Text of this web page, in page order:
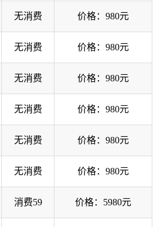
无消费 价格：980元
无消费 价格：980元
无消费 价格：980元
无消费 价格：980元
无消费 价格：980元
无消费 价格：980元
消费59 价格：5980元